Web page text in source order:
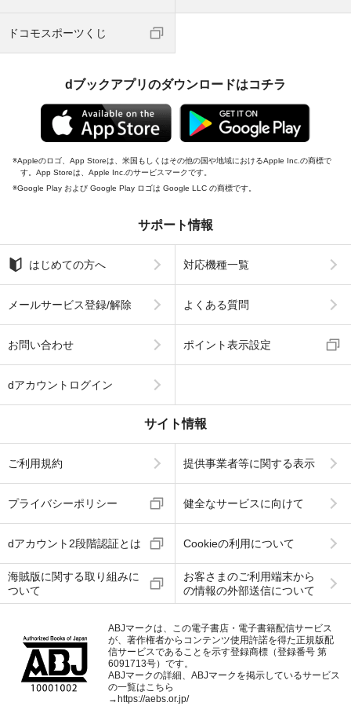
ドコモスポーツくじ
dブックアプリのダウンロードはコチラ
Appleのロゴ、App Storeは、米国もしくはその他の国や地域におけるApple Inc.の商標で
す。App Storeは、Apple Inc.のサービスマークです。
Google Play および Google Play ロゴは Google LLC の商標です。
サポート情報
はじめての方へ 対応機種一覧
メールサービス登録/解除 よくある質問
お問い合わせ ポイント表示設定
dアカウントログイン
サイト情報
ご利用規約 提供事業者等に関する表示
プライバシーポリシー 健全なサービスに向けて
dアカウント2段階認証とは Cookieの利用について
海賊版に関する取り組みに
ついて
お客さまのご利用端末から
の情報の外部送信について
ABJマークは、この電子書店・電子書籍配信サービス
が、著作権者からコンテンツ使用許諾を得た正規版配
信サービスであることを示す登録商標（登録番号 第
6091713号）です。
ABJマークの詳細、ABJマークを掲示しているサービス
の一覧はこちら
→ https://aebs.or.jp/